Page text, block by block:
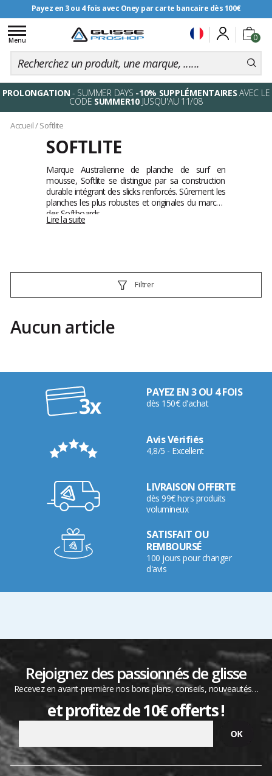
Payez en 3 ou 4 fois avec Oney par carte bancaire dès 100€
Livraison offerte dès 99€
0
Toggle
navigation
Menu
PROLONGATION - SUMMER DAYS -10% SUPPLÉMENTAIRES AVEC LE
CODE SUMMER10JUSQU'AU 11/08
Accueil/Softlite
SOFTLITE
Marque Australienne de planche de surf en
mousse, Softlite se distingue par sa construction
durable intégrant des slicks renforcés. Sûrement les
planches les plus robustes et originales du marché
des Softboards.
Lire la suite
Filtrer
Aucun article
PAYEZ EN 3 OU 4 FOIS
dès 150€ d'achat
Avis Vérifiés
4,8/5 - Excellent
LIVRAISON OFFERTE
dès 99€ hors produits
volumineux
SATISFAIT OU
REMBOURSÉ
100 jours pour changer
d'avis
Rejoignez des passionnés de glisse
Recevez en avant-première nos bons plans, conseils, nouveautés…
et profitez de 10€ offerts !